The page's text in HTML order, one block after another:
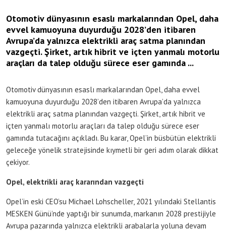
Otomotiv dünyasının esaslı markalarından Opel, daha
evvel kamuoyuna duyurduğu 2028’den itibaren
Avrupa’da yalnızca elektrikli araç satma planından
vazgeçti. Şirket, artık hibrit ve içten yanmalı motorlu
araçları da talep olduğu sürece eser gamında ...
Otomotiv dünyasının esaslı markalarından Opel, daha evvel
kamuoyuna duyurduğu 2028’den itibaren Avrupa’da yalnızca
elektrikli araç satma planından vazgeçti. Şirket, artık hibrit ve
içten yanmalı motorlu araçları da talep olduğu sürece eser
gamında tutacağını açıkladı. Bu karar, Opel’in büsbütün elektrikli
geleceğe yönelik stratejisinde kıymetli bir geri adım olarak dikkat
çekiyor.
Opel, elektrikli araç kararından vazgeçti
Opel’in eski CEO’su Michael Lohscheller, 2021 yılındaki Stellantis
MESKEN Günü’nde yaptığı bir sunumda, markanın 2028 prestijiyle
Avrupa pazarında yalnızca elektrikli arabalarla yoluna devam